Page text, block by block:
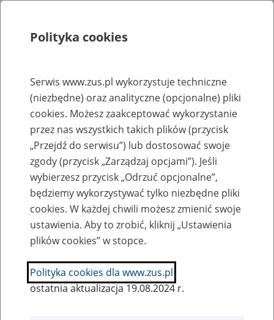
Rejestry, ewidencje i archiwa
Baza zlikwidowanych lub
przekształconych zakładów pracy
Nazwa zakładu pracy:
SZUKAJ
Polityka cookies
Serwis www.zus.pl wykorzystuje techniczne
(niezbędne) oraz analityczne (opcjonalne) pliki
cookies. Możesz zaakceptować wykorzystanie
przez nas wszystkich takich plików (przycisk
„Przejdź do serwisu”) lub dostosować swoje
zgody (przycisk „Zarządzaj opcjami”). Jeśli
wybierzesz przycisk „Odrzuć opcjonalne”,
będziemy wykorzystywać tylko niezbędne pliki
cookies. W każdej chwili możesz zmienić swoje
ustawienia. Aby to zrobić, kliknij „Ustawienia
plików cookies” w stopce.
Polityka cookies dla www.zus.pl
ostatnia aktualizacja 19.08.2024 r.